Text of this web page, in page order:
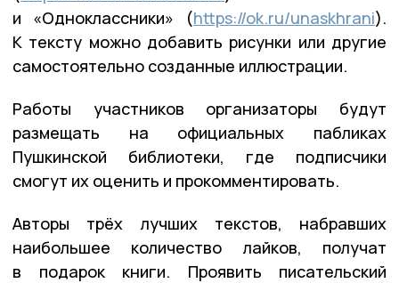
и «Одноклассники» (https://ok.ru/unaskhrani).
К тексту можно добавить рисунки или другие
самостоятельно созданные иллюстрации.
Работы участников организаторы будут
размещать на официальных пабликах
Пушкинской библиотеки, где подписчики
смогут их оценить и прокомментировать.
Авторы трёх лучших текстов, набравших
наибольшее количество лайков, получат
в подарок книги. Проявить писательский